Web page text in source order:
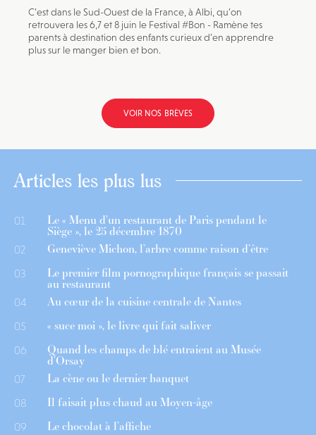
C’est dans le Sud-Ouest de la France, à Albi, qu’on
retrouvera les 6,7 et 8 juin le Festival #Bon - Ramène tes
parents à destination des enfants curieux d’en apprendre
plus sur le manger bien et bon.
VOIR NOS BRÈVES
Articles les plus lus
01 Le « Menu d’un restaurant de Paris pendant le
Siège », le 25 décembre 1870
02 Geneviève Michon, l’arbre comme raison d’être
03 Le premier film pornographique français se passait
au restaurant
04 Au cœur de la cuisine centrale de Nantes
05 « suce moi », le livre qui fait saliver
06 Quand les champs de blé entraient au Musée
d’Orsay
07 La cène ou le dernier banquet
08 Il faisait plus chaud au Moyen-âge
09 Le chocolat à l’affiche